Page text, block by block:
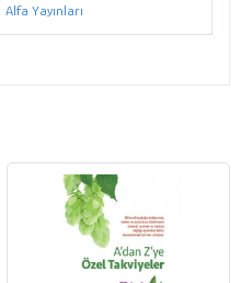
Alfa Yayınları